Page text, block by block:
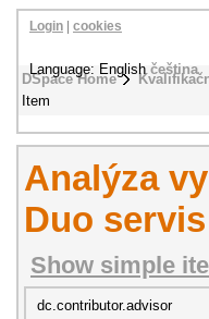
DSpace Home
Item
Login cookies
Language: Englishčeština
Analýza
Duo
Show simple
dc.contributor.advisor